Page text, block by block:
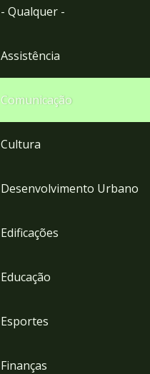
- Qualquer -
Assistência
Comunicação
Cultura
Desenvolvimento Urbano
Edificações
Educação
Esportes
Finanças